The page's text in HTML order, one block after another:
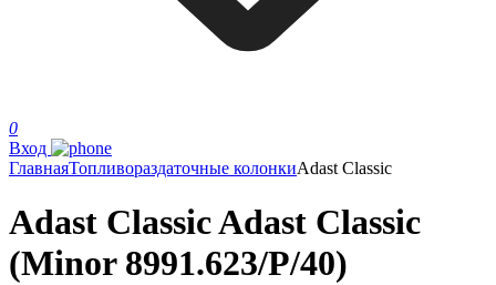
0
Вход
ГлавнаяТопливораздаточные колонкиAdast Classic
Adast Classic Adast Classic
(Minor 8991.623/P/40)